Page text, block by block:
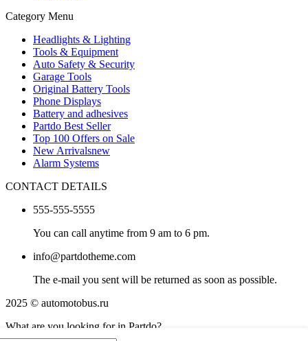
Category Menu
Headlights & Lighting
Tools & Equipment
Auto Safety & Security
Garage Tools
Original Battery Tools
Phone Displays
Battery and adhesives
Partdo Best Seller
Top 100 Offers on Sale
New Arrivalsnew
Alarm Systems
CONTACT DETAILS
555-555-5555
You can call anytime from 9 am to 6 pm.
info@partdotheme.com
The e-mail you sent will be returned as soon as possible.
2025 © automotobus.ru
What are you looking for in Partdo?